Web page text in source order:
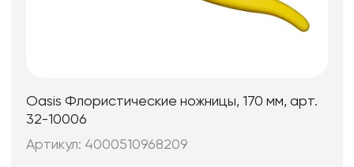
Oasis Флористические ножницы, 170 мм, арт.
32-10006
Артикул: 4000510968209